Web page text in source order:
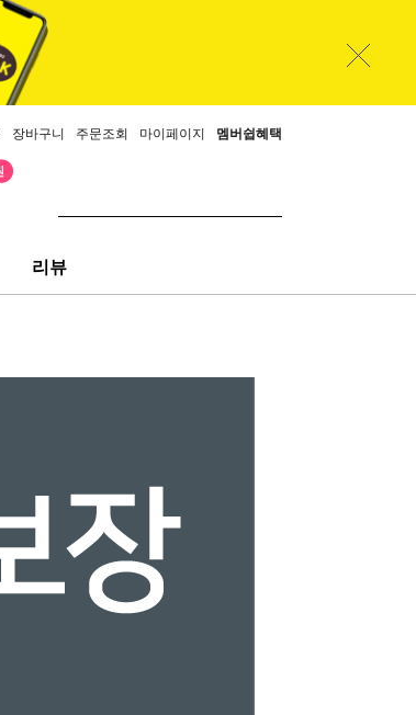
장바구니 주문조회 마이페이지 멤버쉽혜택
리뷰